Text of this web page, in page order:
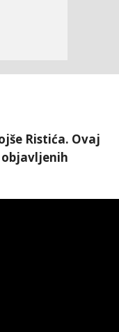
Ristića. Ovaj